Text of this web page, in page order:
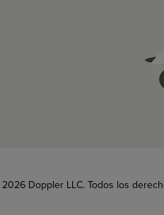
Doppler LLC. Todos los